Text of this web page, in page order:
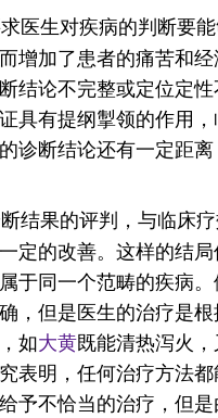
医生对疾病的判断要
增加了患者的痛苦和
结论不完整或定位定
具有提纲掣领的作用
诊断结论还有一定距
结果的评判，与临床
定的改善。这样的结
于同一个范畴的疾病
，但是医生的治疗是
如大黄既能清热泻火
表明，任何治疗方法
予不恰当的治疗，但